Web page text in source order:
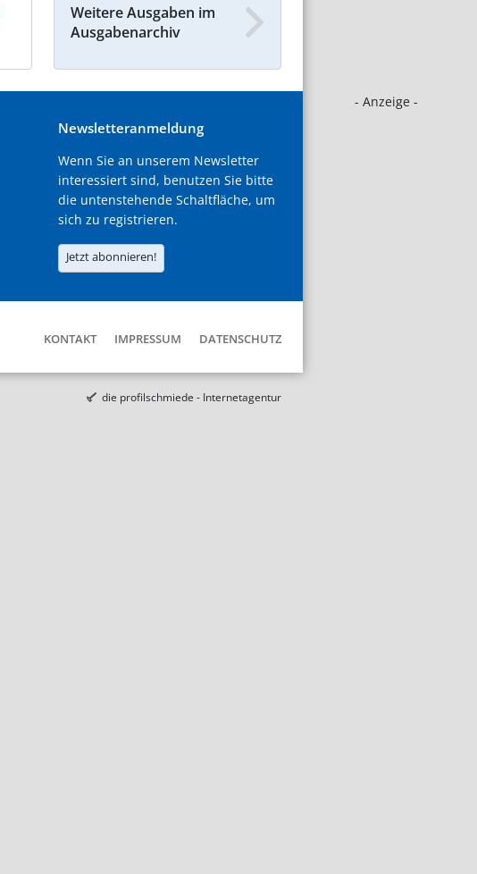
- Anzeige -
Weitere Ausgaben im
Ausgabenarchiv
Newsletteranmeldung
Wenn Sie an unserem Newsletter
interessiert sind, benutzen Sie bitte
die untenstehende Schaltfläche, um
sich zu registrieren.
Jetzt abonnieren!
KONTAKT IMPRESSUM DATENSCHUTZ
die profilschmiede - Internetagentur